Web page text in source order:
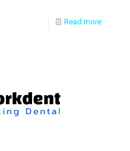
Read more